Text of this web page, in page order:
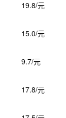
19.8/元
15.0/元
9.7/元
17.8/元